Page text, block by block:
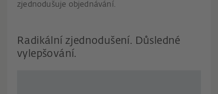
zjednodušuje objednávání.
Radikální zjednodušení. Důsledné
vylepšování.